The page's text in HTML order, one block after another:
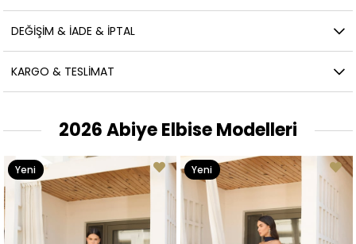
DEĞIŞIM & İADE & İPTAL
KARGO & TESLIMAT
2026 Abiye Elbise Modelleri
Yeni
Ürün
Yeni
Ürün